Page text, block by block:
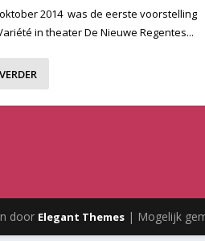
2014 was de eerste voorstelling
in theater De Nieuwe Regentes...
door Elegant Themes| Mogelijk